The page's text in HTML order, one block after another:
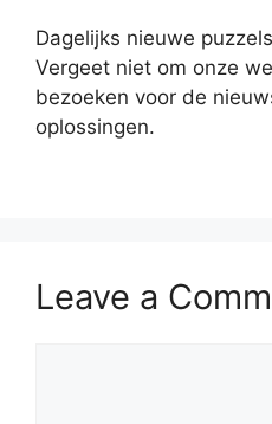
Dagelijks nieuwe
Vergeet niet om onze
bezoeken voor de
oplossingen.
Leave a